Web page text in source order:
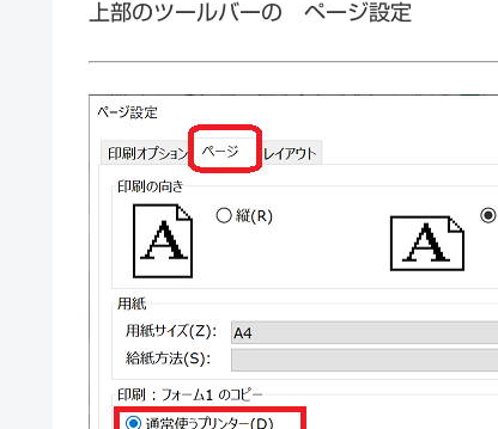
上部のツールバーの ページ設定